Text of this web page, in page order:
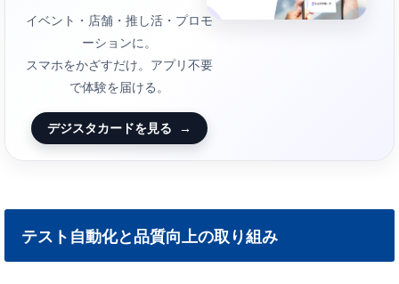
イベント・店舗・推し活・プロモ
ーションに。
スマホをかざすだけ。アプリ不要
で体験を届ける。
デジスタカードを見る →
テスト自動化と品質向上の取り組み